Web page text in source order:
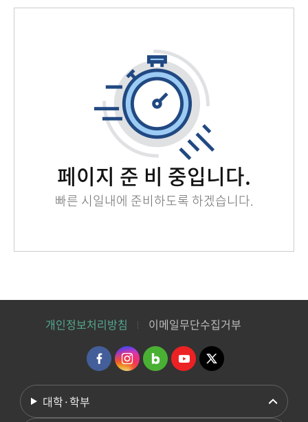
페이지 준 비 중입니다.
빠른 시일내에 준비하도록 하겠습니다.
개인정보처리방침 이메일무단수집거부
대학·학부